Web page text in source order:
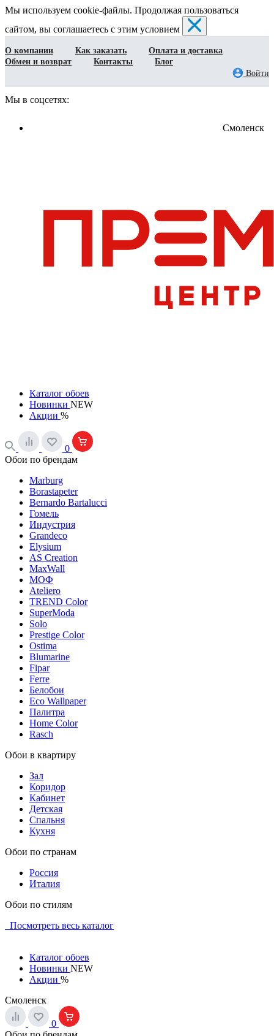
Мы используем cookie-файлы. Продолжая пользоваться
сайтом, вы соглашаетесь с этим условием
О компании Как заказать
Оплата и доставка
Обмен и возврат
Контакты
Блог
Войти
Мы в соцсетях:
Смоленск
Каталог обоев
Новинки NEW
Акции %
0
Обои по брендам
Marburg
Borastapeter
Bernardo Bartalucci
Гомель
Индустрия
Grandeco
Elysium
AS Creation
MaxWall
МОФ
Ateliero
TREND Color
SuperModa
Solo
Prestige Color
Ostima
Blumarine
Fipar
Ferre
Белобои
Eco Wallpaper
Палитра
Home Color
Rasch
Обои в квартиру
Зал
Коридор
Кабинет
Детская
Спальня
Кухня
Обои по странам
Россия
Италия
Обои по стилям
Посмотреть весь каталог
Каталог обоев
Новинки NEW
Акции %
Смоленск
0